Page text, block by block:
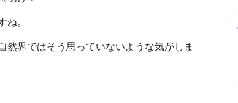
。
界ではそう思っていないような気がしま